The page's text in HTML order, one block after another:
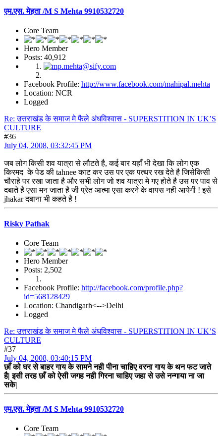
एम.एस. मेहता /M S Mehta 9910532720
Core Team
Hero Member
Posts: 40,912
Facebook Profile: http://www.facebook.com/mahipal.mehta
Location: NCR
Logged
Re: उत्तराखंड के समाज मे फैले अंधविश्वास - SUPERSTITION IN UK’S
CULTURE
#36
July 04, 2008, 03:32:45 PM
जब लोग किसी शव यात्रा से लौटते है, कई बार यहाँ भी देखा कि लोग एक
किरमद के पेड की tahnee काट कर उस पर एक पत्थर रख देते है जिसेकिसी
चौराहे पर रखा जाता है और सभी लोग जो शव यात्रा मे गए होते है उस पर पाव से
दबाते है एसा मन जाता है जी प्रेत आत्मा एसा करने के वापस नही आयेगी ! इसे
jhakar दबाना भी कहते है !
Risky Pathak
Core Team
Hero Member
Posts: 2,502
Facebook Profile: http://facebook.com/profile.php?
id=568128429
Location: Chandigarh<-->Delhi
Logged
Re: उत्तराखंड के समाज मे फैले अंधविश्वास - SUPERSTITION IN UK’S
CULTURE
#37
July 04, 2008, 03:40:15 PM
छाँ को घर से बाहर गाय के सामने नही पीना चाहिए वरना गाय के थन फट जाते
है| इसी तरह छाँ को ऐसी जगह नही गिरना चाहिए जहा से उसे नन्गाया ना जा
सके|
एम.एस. मेहता /M S Mehta 9910532720
Core Team